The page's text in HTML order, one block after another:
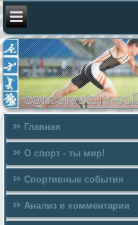
Главная
О спорт - ты мир!
Спортивные события
Анализ и комментарии